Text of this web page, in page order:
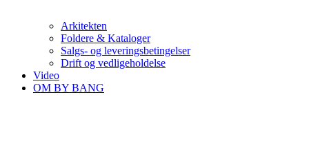
Arkitekten
Foldere & Kataloger
Salgs- og leveringsbetingelser
Drift og vedligeholdelse
Video
OM BY BANG